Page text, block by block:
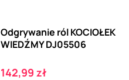
Odgrywanie ról KOCIOŁEK
WIEDŹMY DJ05506
Cena
142,99 zł